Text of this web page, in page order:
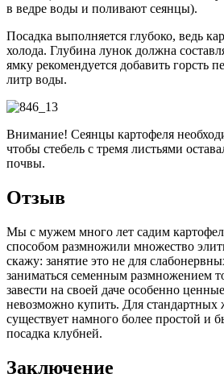
в ведре воды и поливают сеянцы).
Посадка выполняется глубоко, ведь
холода. Глубина лунок должна
ямку рекомендуется добавить горсть
литр воды.
Внимание! Сеянцы картофеля
чтобы стебель с тремя листьями
почвы.
Отзыв
Мы с мужем много лет садим
способом размножили множество
скажу: занятие это не для
заниматься семенным размножением
завести на своей даче особенно
невозможно купить. Для стандартных
существует намного более простой и
посадка клубней.
Заключение